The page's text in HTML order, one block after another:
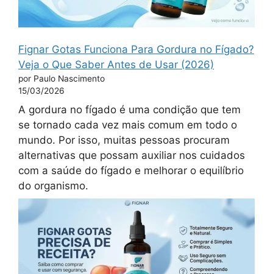
Fignar Gotas Funciona Para Gordura no Fígado?
Veja o Que Saber Antes de Usar (2026)
por Paulo Nascimento
15/03/2026
A gordura no fígado é uma condição que tem
se tornado cada vez mais comum em todo o
mundo. Por isso, muitas pessoas procuram
alternativas que possam auxiliar nos cuidados
com a saúde do fígado e melhorar o equilíbrio
do organismo.